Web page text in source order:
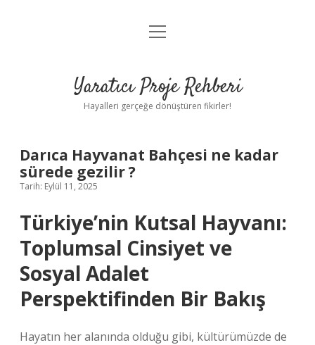
Anasayfa
Yasal Uyarı
menüyü
Yaratıcı Proje Rehberi
Hayalleri gerçeğe dönüştüren fikirler!
Darıca Hayvanat Bahçesi ne kadar
sürede gezilir ?
Tarih: Eylül 11, 2025
Türkiye’nin Kutsal Hayvanı:
Toplumsal Cinsiyet ve
Sosyal Adalet
Perspektifinden Bir Bakış
Hayatın her alanında olduğu gibi, kültürümüzde de